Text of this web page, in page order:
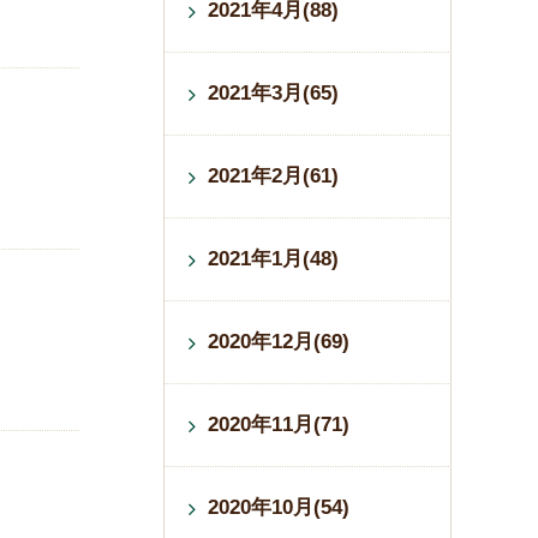
2021年4月(88)
2021年3月(65)
2021年2月(61)
2021年1月(48)
2020年12月(69)
2020年11月(71)
2020年10月(54)